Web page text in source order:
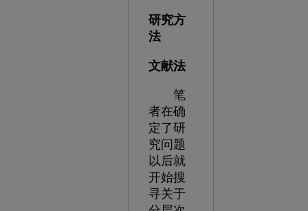
研究方
法
文献法
笔
者在确
定了研
究问题
以后就
开始搜
寻关于